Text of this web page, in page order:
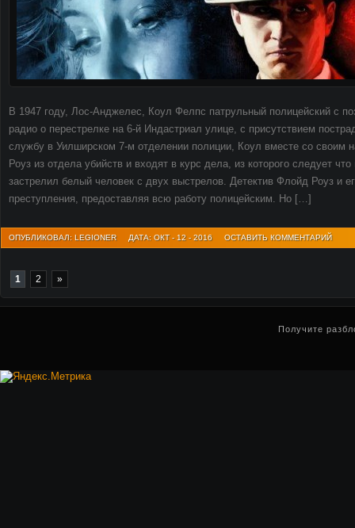
В 1947 году, Лос-Анджелес, Коул Фелпс патрульный полицейский с
радио о перестрелке на 6-й Индастриал улице, с присутствием
службу в Уилширском 7-м отделении полиции, Коул вместе со своим
Роуз из отдела убийств и входят в курс дела, из которого следует
застрелил белый человек с двух выстрелов. Детектив Флойд Роуз и
преступления, предоставляя всю работу полицейским. Но […]
ОПУБЛИКОВАЛ: LEGIONER ДАТА: ОКТ - 12 - 2016 ОСТАВИТЬ КОММЕНТАРИЙ
1 2 »
Получите